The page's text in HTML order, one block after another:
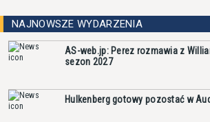
NAJNOWSZE WYDARZENIA
AS-web.jp: Perez rozmawia z
sezon 2027
Hulkenberg gotowy pozostać w